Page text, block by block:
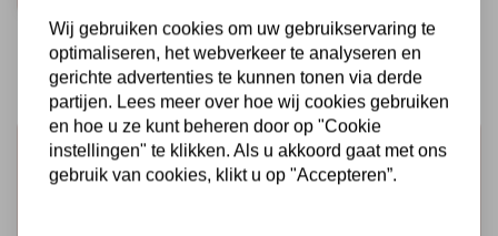
Schrijf je in voor de nieuwsbrief
Ontvang als eerste onze actie en nieuwe producten
Wij gebruiken cookies om uw gebruikservaring te
optimaliseren, het webverkeer te analyseren en
gerichte advertenties te kunnen tonen via derde
partijen. Lees meer over hoe wij cookies gebruiken
en hoe u ze kunt beheren door op "Cookie
instellingen" te klikken. Als u akkoord gaat met ons
gebruik van cookies, klikt u op "Accepteren”.